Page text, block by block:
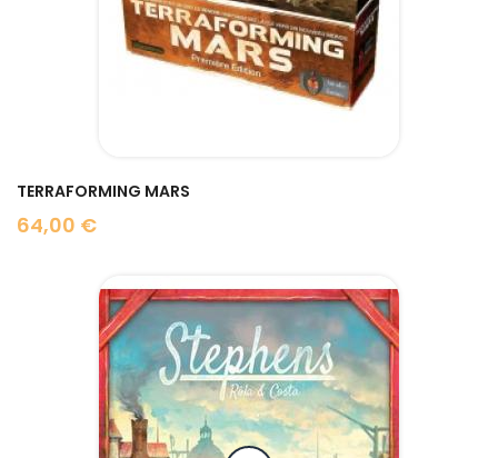
TERRAFORMING MARS
64,00 €
Prix